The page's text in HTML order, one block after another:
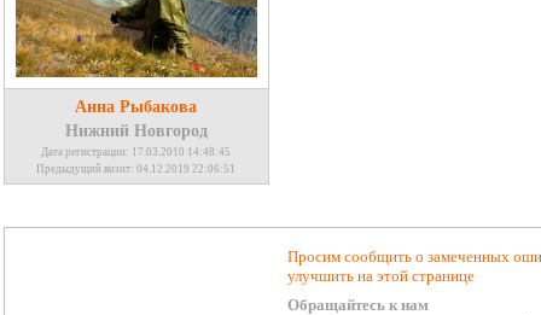
Анна Рыбакова
Нижний Новгород
Дата регистрации: 17.03.2010 14:48:45
Предыдущий визит: 04.12.2019 22:06:51
Просим сообщить о замеченных
улучшить на этой странице
Обращайтесь к нам